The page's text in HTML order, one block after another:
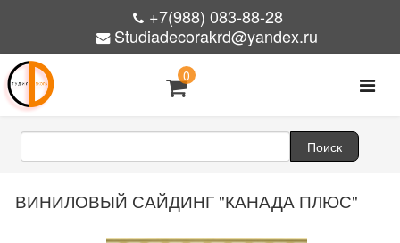
+7(988) 083-88-28
Studiadecorakrd@yandex.ru
0
ВИНИЛОВЫЙ САЙДИНГ "КАНАДА ПЛЮС"